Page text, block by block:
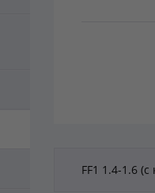
FF1 1.4-1.6